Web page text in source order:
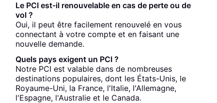
Le PCI est-il renouvelable en cas de perte ou de
vol ?
Oui, il peut être facilement renouvelé en vous
connectant à votre compte et en faisant une
nouvelle demande.
Quels pays exigent un PCI ?
Notre PCI est valable dans de nombreuses
destinations populaires, dont les États-Unis, le
Royaume-Uni, la France, l'Italie, l'Allemagne,
l'Espagne, l'Australie et le Canada.